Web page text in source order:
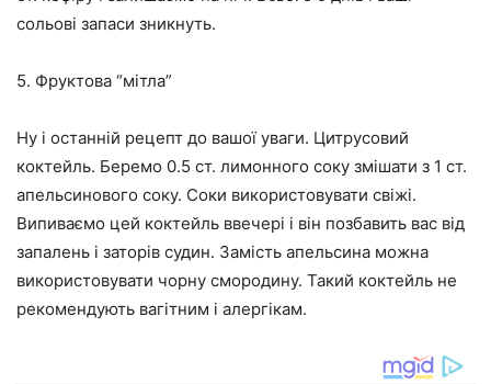
сольові запаси зникнуть.
5. Фруктова “мітла”
Ну і останній рецепт до вашої уваги. Цитрусовий
коктейль. Беремо 0.5 ст. лимонного соку змішати з 1 ст.
апельсинового соку. Соки використовувати свіжі.
Випиваємо цей коктейль ввечері і він позбавить вас від
запалень і заторів судин. Замість апельсина можна
використовувати чорну смородину. Такий коктейль не
рекомендують вагітним і алергікам.